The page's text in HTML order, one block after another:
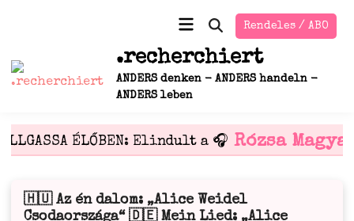
Rendeles / ABO
.recherchiert
ANDERS denken - ANDERS handeln -
ANDERS leben
Suche
öffnen
Hauptmenü
ÉLŐBEN: Elindult a 🎧 Rózsa
Veröffentlicht
🇭🇺 Az én dalom: „Alice Weidel
Csodaországa“ 🇩🇪 Mein Lied: „Alice